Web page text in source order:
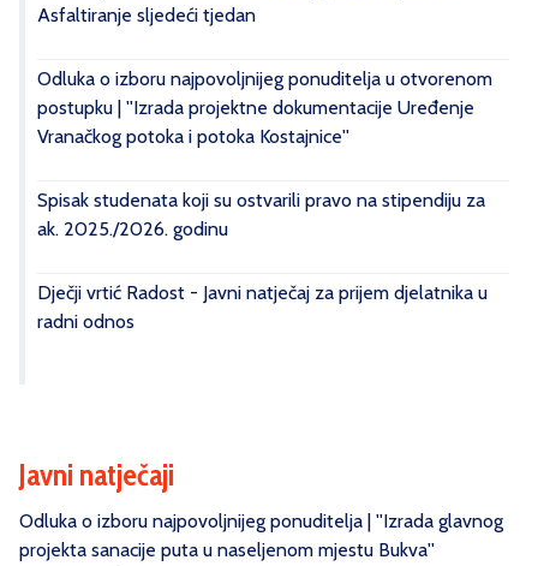
Asfaltiranje sljedeći tjedan
Odluka o izboru najpovoljnijeg ponuditelja u otvorenom
postupku | ''Izrada projektne dokumentacije Uređenje
Vranačkog potoka i potoka Kostajnice''
Spisak studenata koji su ostvarili pravo na stipendiju za
ak. 2025./2026. godinu
Dječji vrtić Radost - Javni natječaj za prijem djelatnika u
radni odnos
Javni natječaji
Odluka o izboru najpovoljnijeg ponuditelja | ''Izrada glavnog
projekta sanacije puta u naseljenom mjestu Bukva''